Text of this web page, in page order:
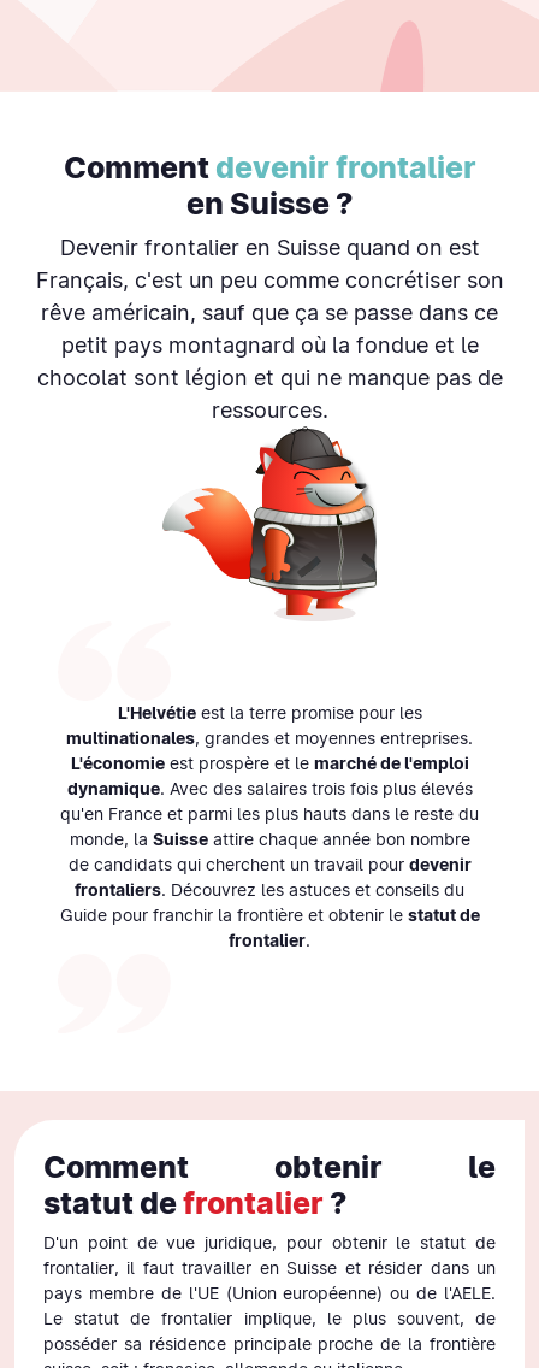
Comment devenir frontalier
en Suisse ?
Devenir frontalier en Suisse quand on est
Français, c'est un peu comme concrétiser son
rêve américain, sauf que ça se passe dans ce
petit pays montagnard où la fondue et le
chocolat sont légion et qui ne manque pas de
ressources.
L'Helvétieest la terre promise pour les
multinationales, grandes et moyennes entreprises.
L'économieest prospère et le marché de l'emploi
dynamique. Avec des salaires trois fois plus élevés
qu'en France et parmi les plus hauts dans le reste du
monde, la Suisseattire chaque année bon nombre
de candidats qui cherchent un travail pour devenir
frontaliers. Découvrez les astuces et conseils du
Guide pour franchir la frontière et obtenir le statut de
frontalier.
Comment obtenir le
statut defrontalier ?
D'un point de vue juridique, pour obtenir le statut de
frontalier, il faut travailler en Suisse et résider dans un
pays membre de l'UE (Union européenne) ou de l'AELE.
Le statut de frontalier implique, le plus souvent, de
posséder sa résidence principale proche de la frontière